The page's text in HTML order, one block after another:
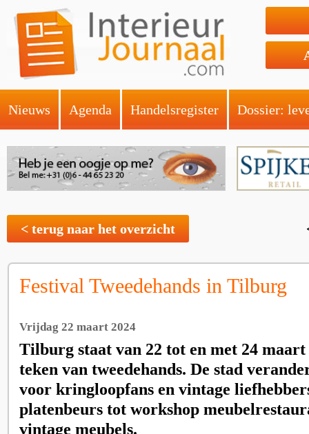
Nieuws Agenda Handelsregister Dossier:
< terug naar het overzicht
Festival Tweedehands in Tilburg
Vrijdag 22 maart 2024
Tilburg staat van 22 tot en met 24
teken van tweedehands. De stad
voor kringloopfans en vintage
platenbeurs tot workshop
vintage meubels.